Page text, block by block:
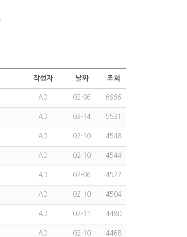
작성자 날짜 조회
AD 02-06 6996
AD 02-14 5531
AD 02-10 4548
AD 02-10 4544
AD 02-06 4527
AD 02-10 4504
AD 02-11 4480
AD 02-10 4468